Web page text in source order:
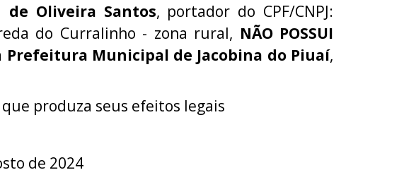
de Oliveira Santos, portador do CPF/CNPJ:
do Curralinho - zona rural, NÃO POSSUI
Prefeitura Municipal de Jacobina do Piuaí,
produza seus efeitos legais
de 2024